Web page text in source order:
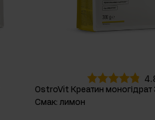
OstroVit Креатин моногідрат
Смак: лимон